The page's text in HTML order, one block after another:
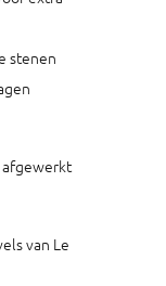
stenen
afgewerkt
van Le